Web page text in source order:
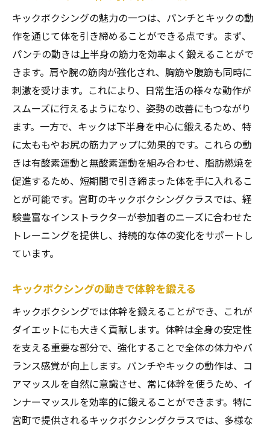
キックボクシングの魅力の一つは、パンチとキックの動
作を通じて体を引き締めることができる点です。まず、
パンチの動きは上半身の筋力を効率よく鍛えることがで
きます。肩や腕の筋肉が強化され、胸筋や腹筋も同時に
刺激を受けます。これにより、日常生活の様々な動作が
スムーズに行えるようになり、姿勢の改善にもつながり
ます。一方で、キックは下半身を中心に鍛えるため、特
に太ももやお尻の筋力アップに効果的です。これらの動
きは有酸素運動と無酸素運動を組み合わせ、脂肪燃焼を
促進するため、短期間で引き締まった体を手に入れるこ
とが可能です。宮町のキックボクシングクラスでは、経
験豊富なインストラクターが参加者のニーズに合わせた
トレーニングを提供し、持続的な体の変化をサポートし
ています。
キックボクシングの動きで体幹を鍛える
キックボクシングでは体幹を鍛えることができ、これが
ダイエットにも大きく貢献します。体幹は全身の安定性
を支える重要な部分で、強化することで全体の体力やバ
ランス感覚が向上します。パンチやキックの動作は、コ
アマッスルを自然に意識させ、常に体幹を使うため、イ
ンナーマッスルを効率的に鍛えることができます。特に
宮町で提供されるキックボクシングクラスでは、多様な